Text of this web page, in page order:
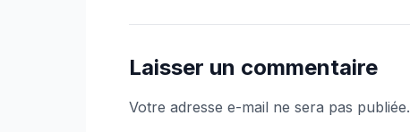
Laisser un commentaire
Votre adresse e-mail ne sera pas publiée.